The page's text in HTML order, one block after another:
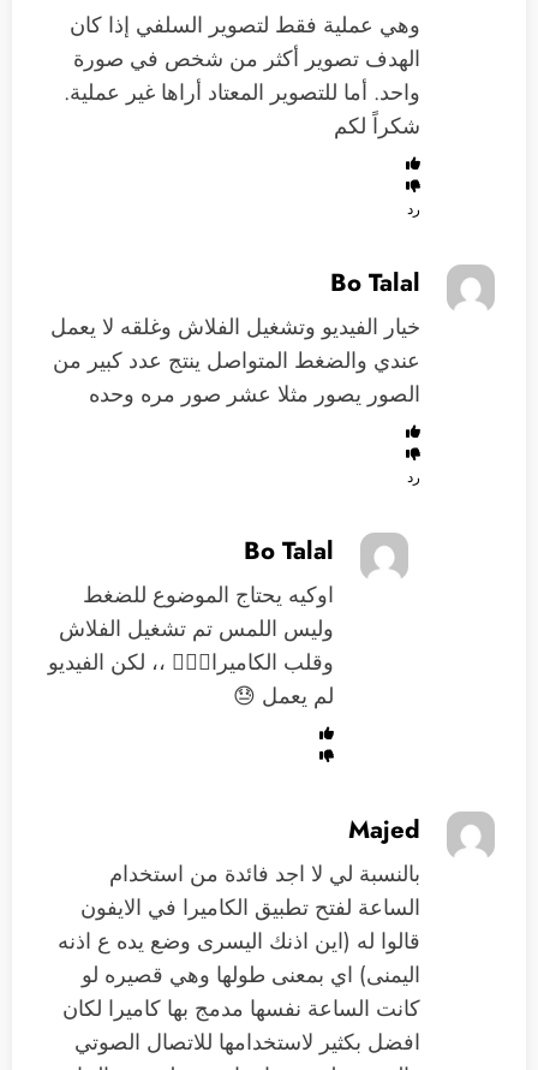
وهي عملية فقط لتصوير السلفي إذا كان
الهدف تصوير أكثر من شخص في صورة
واحد. أما للتصوير المعتاد أراها غير عملية.
شكراً لكم
رد
Bo Talal
خيار الفيديو وتشغيل الفلاش وغلقه لا يعمل
عندي والضغط المتواصل ينتج عدد كبير من
الصور يصور مثلا عشر صور مره وحده
رد
Bo Talal
اوكيه يحتاج الموضوع للضغط
وليس اللمس تم تشغيل الفلاش
وقلب الكاميرا🤦🏻‍♂️ ،، لكن الفيديو
لم يعمل 😓
Majed
بالنسبة لي لا اجد فائدة من استخدام
الساعة لفتح تطبيق الكاميرا في الايفون
قالوا له (اين اذنك اليسرى وضع يده ع اذنه
اليمنى) اي بمعنى طولها وهي قصيره لو
كانت الساعة نفسها مدمج بها كاميرا لكان
افضل بكثير لاستخدامها للاتصال الصوتي